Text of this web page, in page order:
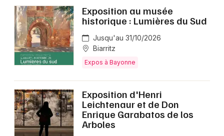
Exposition au musée
historique : Lumières du Sud
Jusqu'au 31/10/2026
Biarritz
Expos à Bayonne
Exposition d'Henri
Leichtenaur et de Don
Enrique Garabatos de los
Arboles